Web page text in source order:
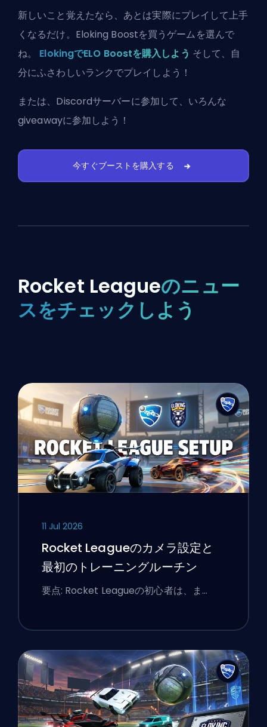
新しいこと覚えたなら、あとは実際にプレイして上手
くなるだけ。Eloking Boostを買うゲームを選んで
ね。 ElokingでELO Boostを購入しよう そして、自
分にふさわしいランクでプレイしよう！
または、 Discordサーバーに参加して、いろんな
giveawayに参加しよう！
今すぐブーストを購入する
Rocket Leagueのニュー
スをチェックしよう
11 Jul 2026
Rocket Leagueのカメラ設定と
最初のトレーニングルーチン
要点: Rocket Leagueの初心者は、ま…